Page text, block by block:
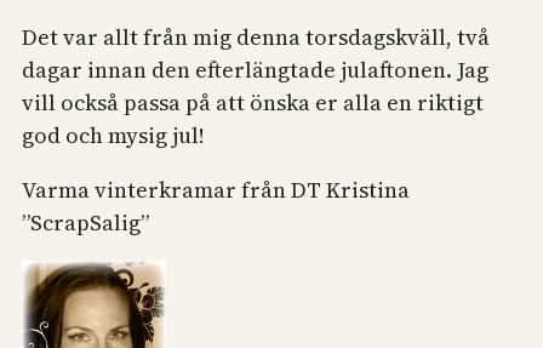
Det var allt från mig denna torsdagskväll, två
dagar innan den efterlängtade julaftonen. Jag
vill också passa på att önska er alla en riktigt
god och mysig jul!
Varma vinterkramar från DT Kristina
”ScrapSalig”